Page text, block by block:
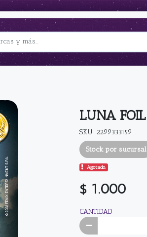
LUNA FOIL
SKU: 2299333159
Stock por sucursal
Agotado.
$ 1.000
CANTIDAD